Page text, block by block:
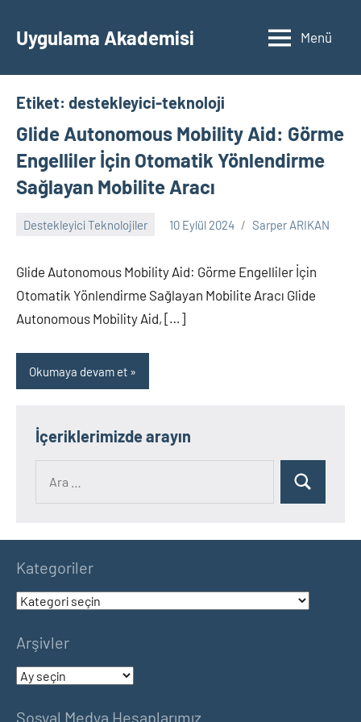
geçUygulama Akademisi Menü
Etiket: destekleyici-teknoloji
Glide Autonomous Mobility Aid: Görme
Engelliler İçin Otomatik Yönlendirme
Sağlayan Mobilite Aracı
Destekleyici Teknolojiler 10 Eylül 2024 Sarper ARIKAN
Glide Autonomous Mobility Aid: Görme Engelliler İçin
Otomatik Yönlendirme Sağlayan Mobilite Aracı Glide
Autonomous Mobility Aid, […]
Okumaya devam et
İçeriklerimizde arayın
Ara
Kategoriler
Kategoriler
Arşivler
Arşivler
Sosyal Medya Hesaplarımız